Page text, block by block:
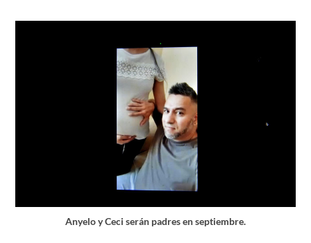
Anyelo y Ceci serán padres en septiembre.